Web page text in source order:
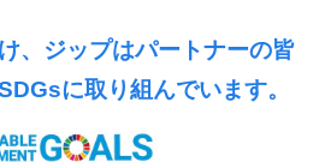
、ジップはパートナーの皆
に取り組んでいます。